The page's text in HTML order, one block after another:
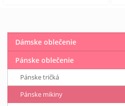
Dámske oblečenie
Pánske oblečenie
Pánske tričká
Pánske mikiny